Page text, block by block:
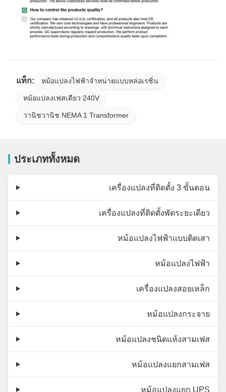
แท็ก: หม้อแปลงไฟฟ้าจำหน่ายแบบหล่อเรซิ่น
หม้อแปลงเฟสเดียว 240V
วานิชวานิช NEMA 1 Transformer
ประเภททั้งหมด
เครื่องแปลงที่ติดตั้ง 3 ขั้นตอน
เครื่องแปลงที่ติดตั้งพัดระยะเดียว
หม้อแปลงไฟฟ้าแบบติดเสา
หม้อแปลงไฟฟ้า
เครื่องแปลงสอยเหล็ก
หม้อแปลงกระจาย
หม้อแปลงชนิดแห้งสามเฟส
หม้อแปลงแยกสามเฟส
หม้อแปลงแยก UPS